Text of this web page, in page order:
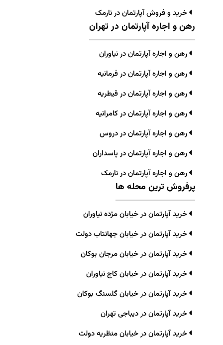
خرید و فروش آپارتمان در نارمک
رهن و اجاره آپارتمان در تهران
رهن و اجاره آپارتمان در نیاوران
رهن و اجاره آپارتمان در فرمانیه
رهن و اجاره آپارتمان در قیطریه
رهن و اجاره آپارتمان در کامرانیه
رهن و اجاره آپارتمان در دروس
رهن و اجاره آپارتمان در پاسداران
رهن و اجاره آپارتمان در نارمک
پرفروش ترین محله ها
خرید آپارتمان در خیابان مژده نیاوران
خرید آپارتمان در خیابان جهانتاب دولت
خرید آپارتمان در خیابان مرجان بوکان
خرید آپارتمان در خیابان کاج نیاوران
خرید آپارتمان در خیابان گلسنگ بوکان
خرید آپارتمان در دیباجی تهران
خرید آپارتمان در خیابان منظریه دولت